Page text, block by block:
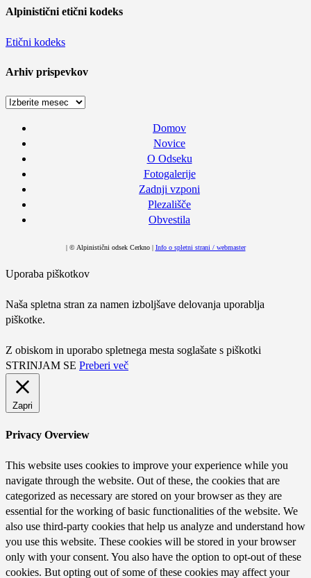
Alpinistični etični kodeks
Etični kodeks
Arhiv prispevkov
Arhiv
Domov
Novice
O Odseku
Fotogalerije
Zadnji vzponi
Plezališče
Obvestila
| © Alpinistični odsek Cerkno | Info o spletni strani / webmaster
Uporaba piškotkov
Naša spletna stran za namen izboljšave delovanja uporablja
piškotke.
Z obiskom in uporabo spletnega mesta soglašate s piškotki
STRINJAM SE Preberi več
Zapri
Privacy Overview
This website uses cookies to improve your experience while you
navigate through the website. Out of these, the cookies that are
categorized as necessary are stored on your browser as they are
essential for the working of basic functionalities of the website. We
also use third-party cookies that help us analyze and understand how
you use this website. These cookies will be stored in your browser
only with your consent. You also have the option to opt-out of these
cookies. But opting out of some of these cookies may affect your